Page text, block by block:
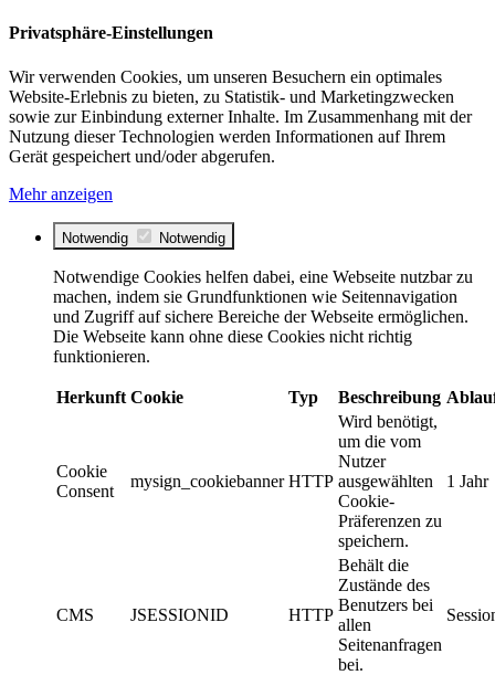
Privatsphäre-Einstellungen
Wir verwenden Cookies, um unseren Besuchern ein optimales
Website-Erlebnis zu bieten, zu Statistik- und Marketingzwecken
sowie zur Einbindung externer Inhalte. Im Zusammenhang mit der
Nutzung dieser Technologien werden Informationen auf Ihrem
Gerät gespeichert und/oder abgerufen.
Mehr anzeigen
Notwendig Notwendig
Notwendige Cookies helfen dabei, eine Webseite nutzbar zu
machen, indem sie Grundfunktionen wie Seitennavigation
und Zugriff auf sichere Bereiche der Webseite ermöglichen.
Die Webseite kann ohne diese Cookies nicht richtig
funktionieren.
Herkunft Cookie Typ Beschreibung
Cookie
Consent
mysign_cookiebanner HTTP
Wird benötigt,
um die vom
Nutzer
ausgewählten
Cookie-
Präferenzen zu
speichern.
1 Jahr
CMS JSESSIONID HTTP
Behält die
Zustände des
Benutzers bei
allen
Seitenanfragen
bei.